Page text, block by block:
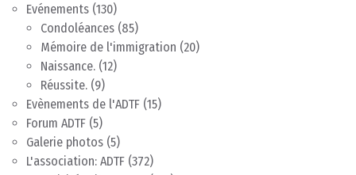
Evénements (130)
Condoléances (85)
Mémoire de l'immigration (20)
Naissance. (12)
Réussite. (9)
Evènements de l'ADTF (15)
Forum ADTF (5)
Galerie photos (5)
L'association: ADTF (372)